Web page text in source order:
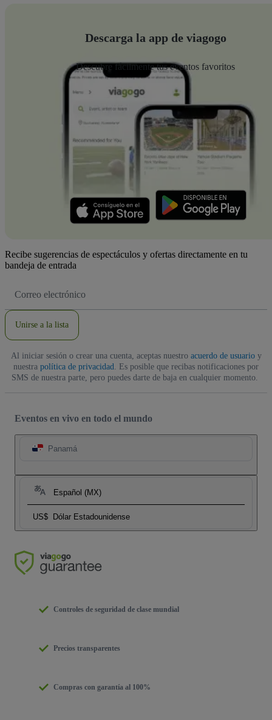
Descarga la app de viagogo
Descubre fácilmente tus eventos favoritos
Recibe sugerencias de espectáculos y ofertas directamente en tu
bandeja de entrada
de
Unirse a la lista
Al iniciar sesión o crear una cuenta, aceptas nuestro acuerdo de usuarioy
nuestra política de privacidad
. Es posible que recibas notificaciones por
SMS de nuestra parte, pero puedes darte de baja en cualquier momento.
Eventos en vivo en todo el mundo
Panamá
Español (MX)
US$ Dólar Estadounidense
Controles de seguridad de clase mundial
Precios transparentes
Compras con garantía al 100%